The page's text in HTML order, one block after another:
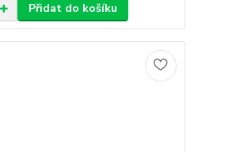
Přidat do košíku